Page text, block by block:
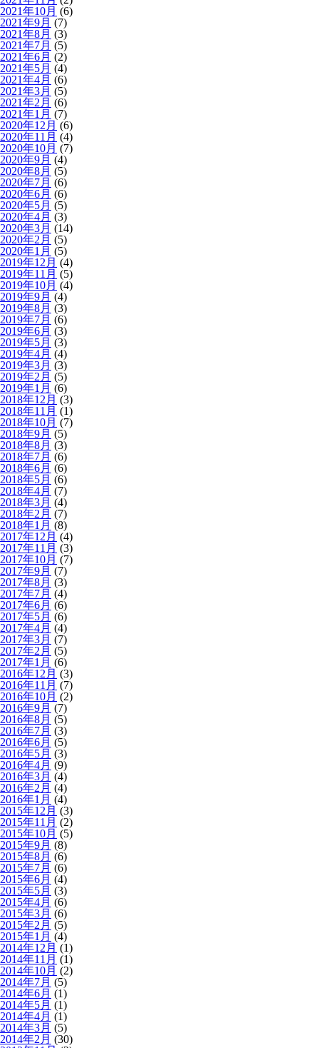
2021年10月 (6)
2021年9月 (7)
2021年8月 (3)
2021年7月 (5)
2021年6月 (2)
2021年5月 (4)
2021年4月 (6)
2021年3月 (5)
2021年2月 (6)
2021年1月 (7)
2020年12月 (6)
2020年11月 (4)
2020年10月 (7)
2020年9月 (4)
2020年8月 (5)
2020年7月 (6)
2020年6月 (6)
2020年5月 (5)
2020年4月 (3)
2020年3月 (14)
2020年2月 (5)
2020年1月 (5)
2019年12月 (4)
2019年11月 (5)
2019年10月 (4)
2019年9月 (4)
2019年8月 (3)
2019年7月 (6)
2019年6月 (3)
2019年5月 (3)
2019年4月 (4)
2019年3月 (3)
2019年2月 (5)
2019年1月 (6)
2018年12月 (3)
2018年11月 (1)
2018年10月 (7)
2018年9月 (5)
2018年8月 (3)
2018年7月 (6)
2018年6月 (6)
2018年5月 (6)
2018年4月 (7)
2018年3月 (4)
2018年2月 (7)
2018年1月 (8)
2017年12月 (4)
2017年11月 (3)
2017年10月 (7)
2017年9月 (7)
2017年8月 (3)
2017年7月 (4)
2017年6月 (6)
2017年5月 (6)
2017年4月 (4)
2017年3月 (7)
2017年2月 (5)
2017年1月 (6)
2016年12月 (3)
2016年11月 (7)
2016年10月 (2)
2016年9月 (7)
2016年8月 (5)
2016年7月 (3)
2016年6月 (5)
2016年5月 (3)
2016年4月 (9)
2016年3月 (4)
2016年2月 (4)
2016年1月 (4)
2015年12月 (3)
2015年11月 (2)
2015年10月 (5)
2015年9月 (8)
2015年8月 (6)
2015年7月 (6)
2015年6月 (4)
2015年5月 (3)
2015年4月 (6)
2015年3月 (6)
2015年2月 (5)
2015年1月 (4)
2014年12月 (1)
2014年11月 (1)
2014年10月 (2)
2014年7月 (5)
2014年6月 (1)
2014年5月 (1)
2014年4月 (1)
2014年3月 (5)
2014年2月 (30)